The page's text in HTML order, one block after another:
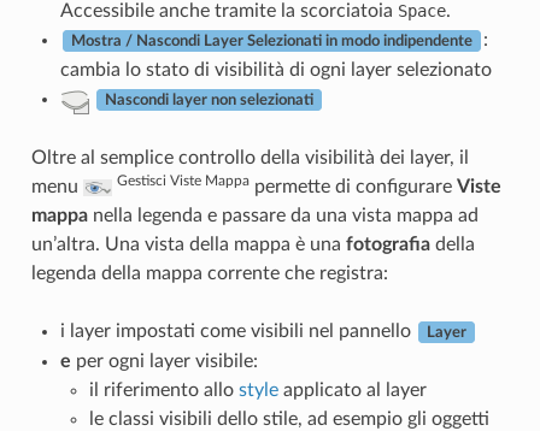
Accessibile anche tramite la scorciatoia Space.
Mostra / Nascondi Layer Selezionati in modo indipendente
:
cambia lo stato di visibilità di ogni layer selezionato
Nascondi layer non selezionati
Oltre al semplice controllo della visibilità dei layer, il
menu
Gestisci Viste Mappapermette di configurare Viste
mappanella legenda e passare da una vista mappa ad
un’altra. Una vista della mappa è una fotografiadella
legenda della mappa corrente che registra:
i layer impostati come visibili nel pannello Layer
e per ogni layer visibile:
il riferimento allo styleapplicato al layer
le classi visibili dello stile, ad esempio gli oggetti